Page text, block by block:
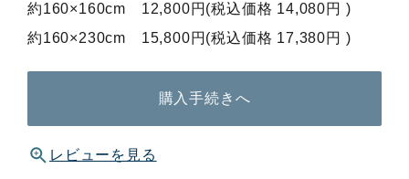
約160×160cm 12,800円(税込価格 14,080円 )
約160×230cm 15,800円(税込価格 17,380円 )
購入手続きへ
レビューを見る